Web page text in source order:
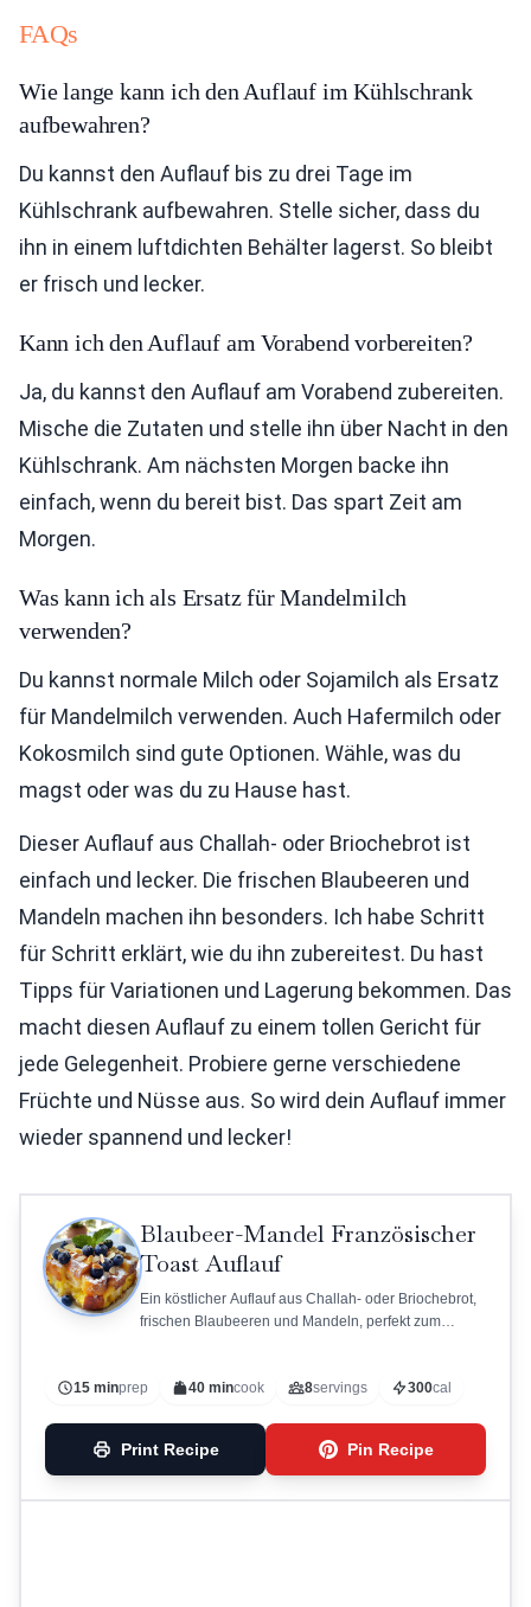
FAQs
Wie lange kann ich den Auflauf im Kühlschrank
aufbewahren?
Du kannst den Auflauf bis zu drei Tage im
Kühlschrank aufbewahren. Stelle sicher, dass du
ihn in einem luftdichten Behälter lagerst. So bleibt
er frisch und lecker.
Kann ich den Auflauf am Vorabend vorbereiten?
Ja, du kannst den Auflauf am Vorabend zubereiten.
Mische die Zutaten und stelle ihn über Nacht in den
Kühlschrank. Am nächsten Morgen backe ihn
einfach, wenn du bereit bist. Das spart Zeit am
Morgen.
Was kann ich als Ersatz für Mandelmilch
verwenden?
Du kannst normale Milch oder Sojamilch als Ersatz
für Mandelmilch verwenden. Auch Hafermilch oder
Kokosmilch sind gute Optionen. Wähle, was du
magst oder was du zu Hause hast.
Dieser Auflauf aus Challah- oder Briochebrot ist
einfach und lecker. Die frischen Blaubeeren und
Mandeln machen ihn besonders. Ich habe Schritt
für Schritt erklärt, wie du ihn zubereitest. Du hast
Tipps für Variationen und Lagerung bekommen. Das
macht diesen Auflauf zu einem tollen Gericht für
jede Gelegenheit. Probiere gerne verschiedene
Früchte und Nüsse aus. So wird dein Auflauf immer
wieder spannend und lecker!
Blaubeer-Mandel Französischer
Toast Auflauf
Ein köstlicher Auflauf aus Challah- oder Briochebrot,
frischen Blaubeeren und Mandeln, perfekt zum
15 minprep 40 mincook 8servings 300cal
Print Recipe Pin Recipe